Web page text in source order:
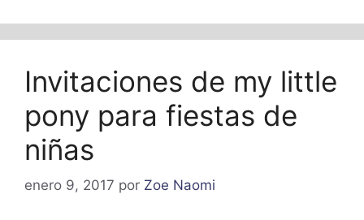
Invitaciones de my little
pony para fiestas de
niñas
enero 9, 2017 por Zoe Naomi